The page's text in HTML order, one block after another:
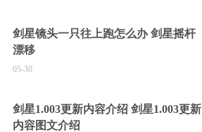
剑星镜头一只往上跑怎么办 剑星摇杆
漂移
05-30
剑星1.003更新内容介绍 剑星1.003更新
内容图文介绍